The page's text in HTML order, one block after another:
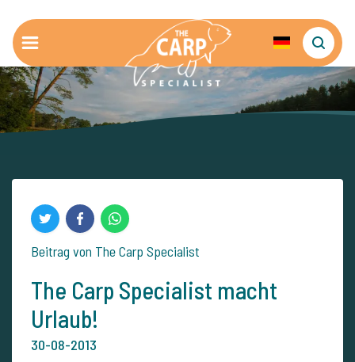
Beitrag von The Carp Specialist
The Carp Specialist macht
Urlaub!
30-08-2013